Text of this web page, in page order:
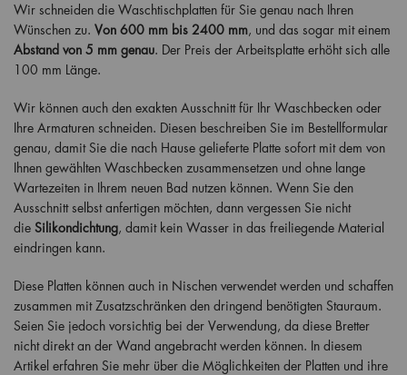
Wir schneiden die Waschtischplatten für Sie genau nach Ihren
Wünschen zu. Von 600 mm bis 2400 mm, und das sogar mit einem
Abstand von 5 mm genau. Der Preis der Arbeitsplatte erhöht sich alle
100 mm Länge.
Wir können auch den exakten Ausschnitt für Ihr Waschbecken oder
Ihre Armaturen schneiden. Diesen beschreiben Sie im Bestellformular
genau, damit Sie die nach Hause gelieferte Platte sofort mit dem von
Ihnen gewählten Waschbecken zusammensetzen und ohne lange
Wartezeiten in Ihrem neuen Bad nutzen können. Wenn Sie den
Ausschnitt selbst anfertigen möchten, dann vergessen Sie nicht
die Silikondichtung, damit kein Wasser in das freiliegende Material
eindringen kann.
Diese Platten können auch in Nischen verwendet werden und schaffen
zusammen mit Zusatzschränken den dringend benötigten Stauraum.
Seien Sie jedoch vorsichtig bei der Verwendung, da diese Bretter
nicht direkt an der Wand angebracht werden können. In diesem
Artikel erfahren Sie mehr über die Möglichkeiten der Platten und ihre